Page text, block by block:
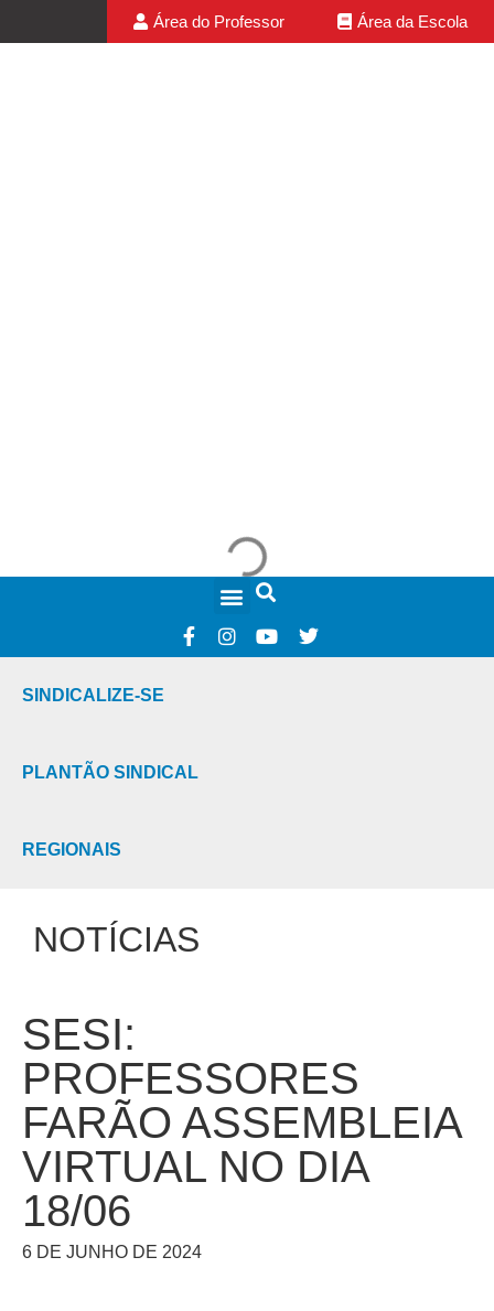
Área do Professor Área da Escola
SINDICALIZE-SE
PLANTÃO SINDICAL
REGIONAIS
NOTÍCIAS
SESI:
PROFESSORES
FARÃO ASSEMBLEIA
VIRTUAL NO DIA
18/06
6 DE JUNHO DE 2024